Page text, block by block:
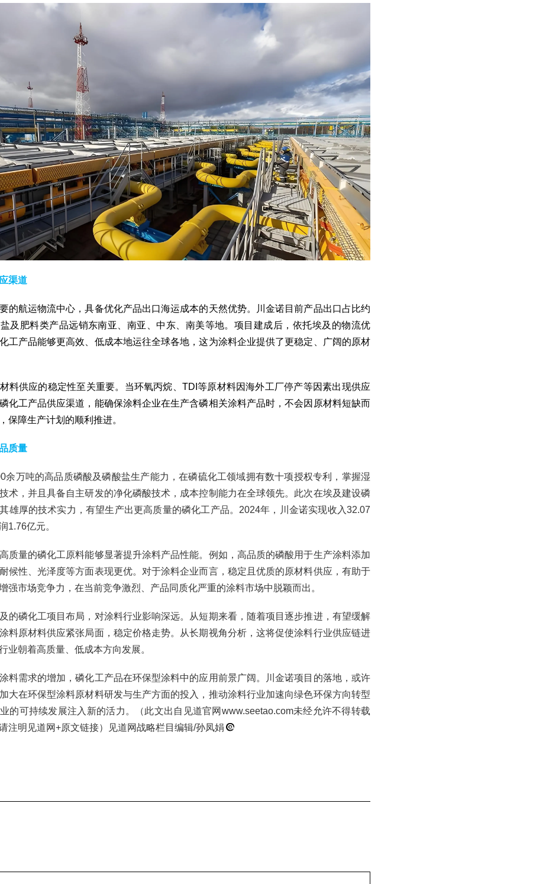
渠道
的航运物流中心，具备优化产品出口海运成本的天然优势。川金诺目前产品出口占比约
及肥料类产品远销东南亚、南亚、中东、南美等地。项目建成后，依托埃及的物流优
工产品能够更高效、低成本地运往全球各地，这为涂料企业提供了更稳定、广阔的原材
料供应的稳定性至关重要。当环氧丙烷、TDI等原材料因海外工厂停产等因素出现供应
化工产品供应渠道，能确保涂料企业在生产含磷相关涂料产品时，不会因原材料短缺而
保障生产计划的顺利推进。
质量
余万吨的高品质磷酸及磷酸盐生产能力，在磷硫化工领域拥有数十项授权专利，掌握湿
术，并且具备自主研发的净化磷酸技术，成本控制能力在全球领先。此次在埃及建设磷
雄厚的技术实力，有望生产出更高质量的磷化工产品。2024年，川金诺实现收入32.07
1.76亿元。
质量的磷化工原料能够显著提升涂料产品性能。例如，高品质的磷酸用于生产涂料添加
候性、光泽度等方面表现更优。对于涂料企业而言，稳定且优质的原材料供应，有助于
强市场竞争力，在当前竞争激烈、产品同质化严重的涂料市场中脱颖而出。
的磷化工项目布局，对涂料行业影响深远。从短期来看，随着项目逐步推进，有望缓解
料原材料供应紧张局面，稳定价格走势。从长期视角分析，这将促使涂料行业供应链进
业朝着高质量、低成本方向发展。
料需求的增加，磷化工产品在环保型涂料中的应用前景广阔。川金诺项目的落地，或许
大在环保型涂料原材料研发与生产方面的投入，推动涂料行业加速向绿色环保方向转型
的可持续发展注入新的活力。（此文出自见道官网www.seetao.com未经允许不得转载
注明见道网+原文链接）见道网战略栏目编辑/孙凤娟